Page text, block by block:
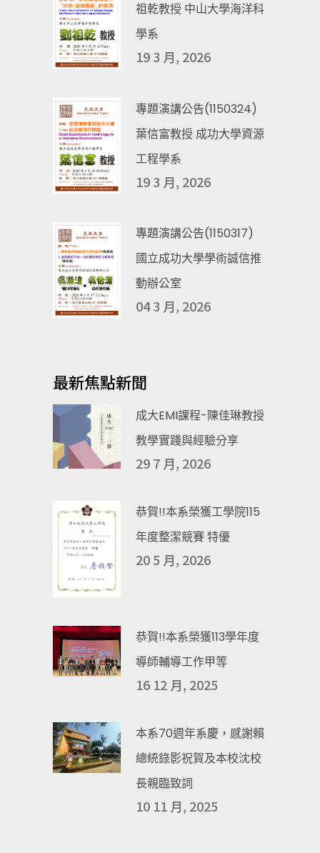
祖乾教授 中山大學海洋科
學系
19 3 月, 2026
專題演講公告(1150324)
葉信富教授 成功大學資源
工程學系
19 3 月, 2026
專題演講公告(1150317)
國立成功大學學術誠信推
動辦公室
04 3 月, 2026
最新焦點新聞
成大EMI課程-陳佳琳教授
教學實踐與經驗分享
29 7 月, 2026
恭賀!!本系榮獲工學院115
年度整潔競賽 特優
20 5 月, 2026
恭賀!!本系榮獲113學年度
導師輔導工作甲等
16 12 月, 2025
本系70週年系慶，感謝賴
總統錄影祝賀及本校沈校
長親臨致詞
10 11 月, 2025